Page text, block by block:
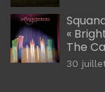
«
The
30